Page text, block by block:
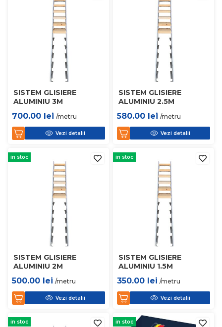
SISTEM GLISIERE
ALUMINIU 3M
700.00 lei /metru
Vezi detalii
SISTEM GLISIERE
ALUMINIU 2.5M
580.00 lei /metru
Vezi detalii
in stoc
SISTEM GLISIERE
ALUMINIU 2M
500.00 lei /metru
Vezi detalii
in stoc
SISTEM GLISIERE
ALUMINIU 1.5M
350.00 lei /metru
Vezi detalii
in stoc in stoc